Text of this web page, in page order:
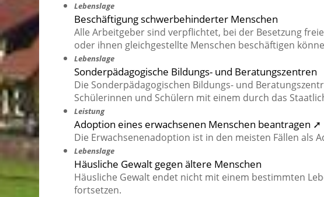
Lebenslage
Beschäftigung schwerbehinderter Menschen
Alle Arbeitgeber sind verpflichtet, bei der Besetzung
oder ihnen gleichgestellte Menschen beschäftigen
Lebenslage
Sonderpädagogische Bildungs- und Beratungszentren
Die Sonderpädagogischen Bildungs- und
Schülerinnen und Schülern mit einem durch das
Leistung
Adoption eines erwachsenen Menschen beantragen ➚
Die Erwachsenenadoption ist in den meisten Fällen als
Lebenslage
Häusliche Gewalt gegen ältere Menschen
Häusliche Gewalt endet nicht mit einem bestimmten
fortsetzen.